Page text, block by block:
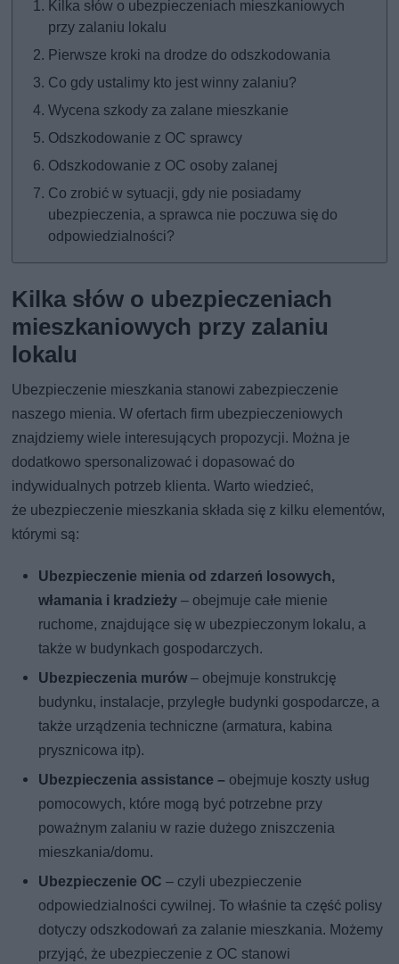
Kilka słów o ubezpieczeniach mieszkaniowych
przy zalaniu lokalu
Pierwsze kroki na drodze do odszkodowania
Co gdy ustalimy kto jest winny zalaniu?
Wycena szkody za zalane mieszkanie
Odszkodowanie z OC sprawcy
Odszkodowanie z OC osoby zalanej
Co zrobić w sytuacji, gdy nie posiadamy
ubezpieczenia, a sprawca nie poczuwa się do
odpowiedzialności?
Kilka słów o ubezpieczeniach
mieszkaniowych przy zalaniu
lokalu
Ubezpieczenie mieszkania stanowi zabezpieczenie
naszego mienia. W ofertach firm ubezpieczeniowych
znajdziemy wiele interesujących propozycji. Można je
dodatkowo spersonalizować i dopasować do
indywidualnych potrzeb klienta. Warto wiedzieć,
że ubezpieczenie mieszkania składa się z kilku elementów,
którymi są:
Ubezpieczenie mienia od zdarzeń losowych,
włamania i kradzieży – obejmuje całe mienie
ruchome, znajdujące się w ubezpieczonym lokalu, a
także w budynkach gospodarczych.
Ubezpieczenia murów – obejmuje konstrukcję
budynku, instalacje, przyległe budynki gospodarcze, a
także urządzenia techniczne (armatura, kabina
prysznicowa itp).
Ubezpieczenia assistance – obejmuje koszty usług
pomocowych, które mogą być potrzebne przy
poważnym zalaniu w razie dużego zniszczenia
mieszkania/domu.
Ubezpieczenie OC – czyli ubezpieczenie
odpowiedzialności cywilnej. To właśnie ta część polisy
dotyczy odszkodowań za zalanie mieszkania. Możemy
przyjąć, że ubezpieczenie z OC stanowi